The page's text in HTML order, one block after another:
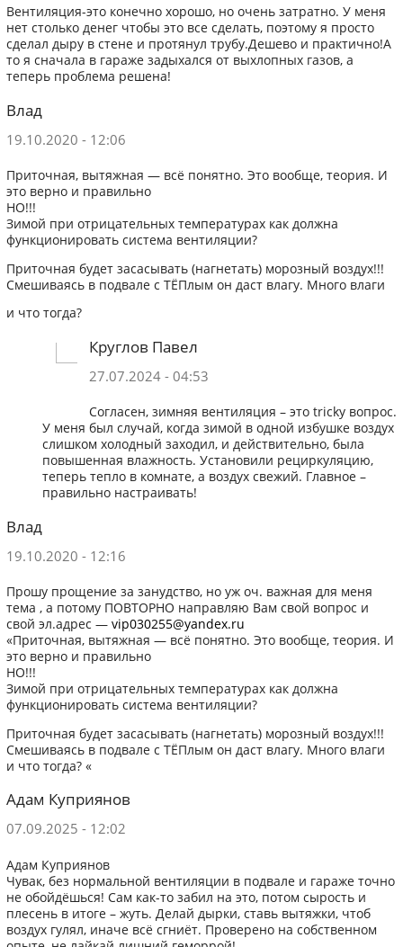
Вентиляция-это конечно хорошо, но очень затратно. У меня
нет столько денег чтобы это все сделать, поэтому я просто
сделал дыру в стене и протянул трубу.Дешево и практично!А
то я сначала в гараже задыхался от выхлопных газов, а
теперь проблема решена!
Влад
19.10.2020 - 12:06
Приточная, вытяжная — всё понятно. Это вообще, теория. И
это верно и правильно
НО!!!
Зимой при отрицательных температурах как должна
функционировать система вентиляции?
Приточная будет засасывать (нагнетать) морозный воздух!!!
Смешиваясь в подвале с ТЁПлым он даст влагу. Много влаги
и что тогда?
Круглов Павел
27.07.2024 - 04:53
Согласен, зимняя вентиляция – это tricky вопрос.
У меня был случай, когда зимой в одной избушке воздух
слишком холодный заходил, и действительно, была
повышенная влажность. Установили рециркуляцию,
теперь тепло в комнате, а воздух свежий. Главное –
правильно настраивать!
Влад
19.10.2020 - 12:16
Прошу прощение за занудство, но уж оч. важная для меня
тема , а потому ПОВТОРНО направляю Вам свой вопрос и
свой эл.адрес — vip030255@yandex.ru
«Приточная, вытяжная — всё понятно. Это вообще, теория. И
это верно и правильно
НО!!!
Зимой при отрицательных температурах как должна
функционировать система вентиляции?
Приточная будет засасывать (нагнетать) морозный воздух!!!
Смешиваясь в подвале с ТЁПлым он даст влагу. Много влаги
и что тогда? «
Адам Куприянов
07.09.2025 - 12:02
Адам Куприянов
Чувак, без нормальной вентиляции в подвале и гараже точно
не обойдёшься! Сам как-то забил на это, потом сырость и
плесень в итоге – жуть. Делай дырки, ставь вытяжки, чтоб
воздух гулял, иначе всё сгниёт. Проверено на собственном